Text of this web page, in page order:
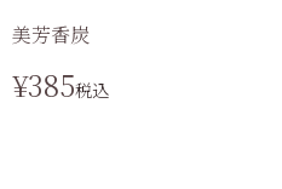
美芳香炭
¥385税込